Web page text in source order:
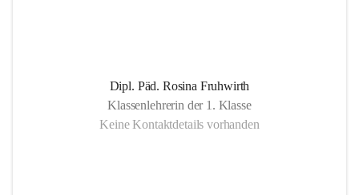
Dipl. Päd. Rosina Fruhwirth
Klassenlehrerin der 1. Klasse
Keine Kontaktdetails vorhanden